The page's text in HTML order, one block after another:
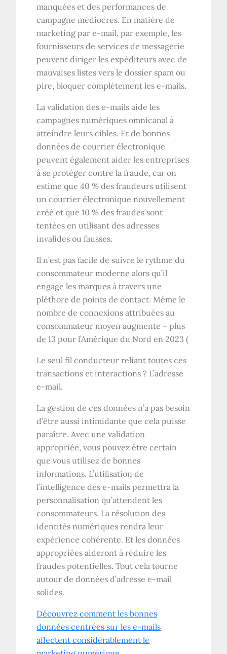
manquées et des performances de
campagne médiocres. En matière de
marketing par e-mail, par exemple, les
fournisseurs de services de messagerie
peuvent diriger les expéditeurs avec de
mauvaises listes vers le dossier spam ou
pire, bloquer complètement les e-mails.
La validation des e-mails aide les
campagnes numériques omnicanal à
atteindre leurs cibles. Et de bonnes
données de courrier électronique
peuvent également aider les entreprises
à se protéger contre la fraude, car on
estime que 40 % des fraudeurs utilisent
un courrier électronique nouvellement
créé et que 10 % des fraudes sont
tentées en utilisant des adresses
invalides ou fausses.
Il n’est pas facile de suivre le rythme du
consommateur moderne alors qu’il
engage les marques à travers une
pléthore de points de contact. Même le
nombre de connexions attribuées au
consommateur moyen augmente – plus
de 13 pour l’Amérique du Nord en 2023 (
Le seul fil conducteur reliant toutes ces
transactions et interactions ? L’adresse
e-mail.
La gestion de ces données n’a pas besoin
d’être aussi intimidante que cela puisse
paraître. Avec une validation
appropriée, vous pouvez être certain
que vous utilisez de bonnes
informations. L’utilisation de
l’intelligence des e-mails permettra la
personnalisation qu’attendent les
consommateurs. La résolution des
identités numériques rendra leur
expérience cohérente. Et les données
appropriées aideront à réduire les
fraudes potentielles. Tout cela tourne
autour de données d’adresse e-mail
solides.
Découvrez comment les bonnes
données centrées sur les e-mails
affectent considérablement le